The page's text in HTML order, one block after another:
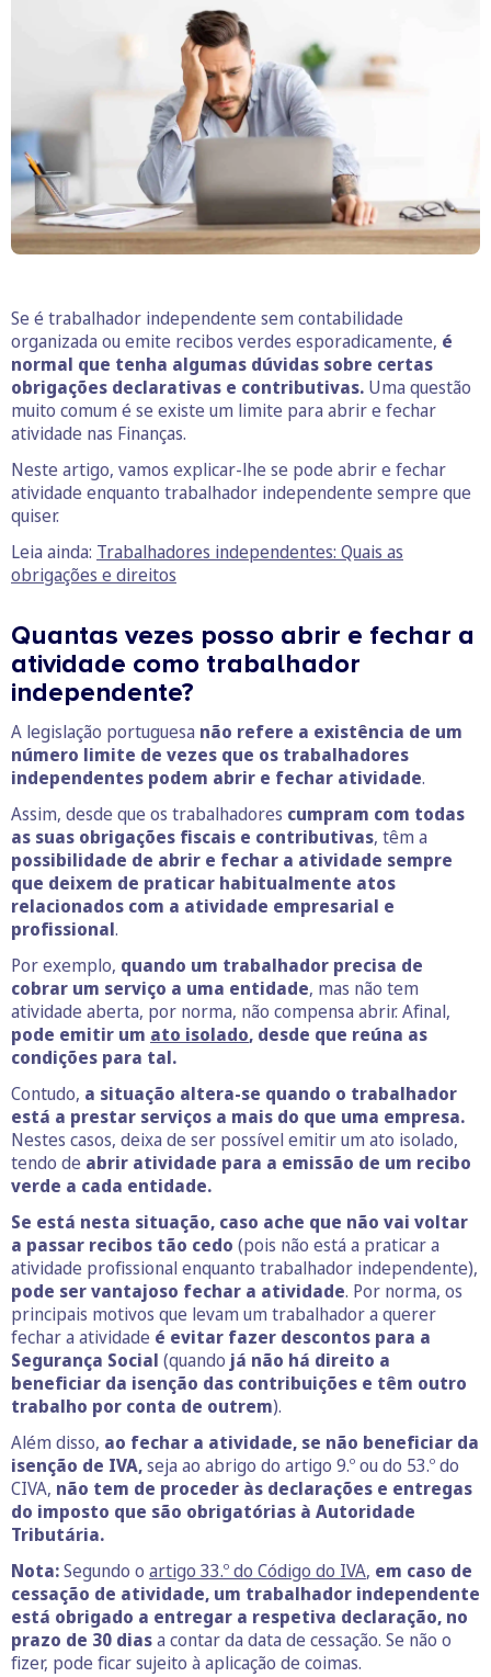
Se é trabalhador independente sem contabilidade
organizada ou emite recibos verdes esporadicamente, é
normal que tenha algumas dúvidas sobre certas
obrigações declarativas e contributivas. Uma questão
muito comum é se existe um limite para abrir e fechar
atividade nas Finanças.
Neste artigo, vamos explicar-lhe se pode abrir e fechar
atividade enquanto trabalhador independente sempre que
quiser.
Leia ainda: Trabalhadores independentes: Quais as
obrigações e direitos
Quantas vezes posso abrir e fechar a
atividade como trabalhador
independente?
A legislação portuguesa não refere a existência de um
número limite de vezes que os trabalhadores
independentes podem abrir e fechar atividade.
Assim, desde que os trabalhadores cumpram com todas
as suas obrigações fiscais e contributivas, têm a
possibilidade de abrir e fechar a atividade sempre
que deixem de praticar habitualmente atos
relacionados com a atividade empresarial e
profissional.
Por exemplo, quando um trabalhador precisa de
cobrar um serviço a uma entidade, mas não tem
atividade aberta, por norma, não compensa abrir. Afinal,
pode emitir um ato isolado, desde que reúna as
condições para tal.
Contudo, a situação altera-se quando o trabalhador
está a prestar serviços a mais do que uma empresa.
Nestes casos, deixa de ser possível emitir um ato isolado,
tendo de abrir atividade para a emissão de um recibo
verde a cada entidade.
Se está nesta situação, caso ache que não vai voltar
a passar recibos tão cedo (pois não está a praticar a
atividade profissional enquanto trabalhador independente),
pode ser vantajoso fechar a atividade. Por norma, os
principais motivos que levam um trabalhador a querer
fechar a atividade é evitar fazer descontos para a
Segurança Social (quando já não há direito a
beneficiar da isenção das contribuições e têm outro
trabalho por conta de outrem).
Além disso, ao fechar a atividade, se não beneficiar da
isenção de IVA,seja ao abrigo do artigo 9.º ou do 53.º do
CIVA, não tem de proceder às declarações e entregas
do imposto que são obrigatórias à Autoridade
Tributária.
Nota:Segundo o artigo 33.º do Código do IVA, em caso de
cessação de atividade, um trabalhador independente
está obrigado a entregar a respetiva declaração, no
prazo de 30 diasa contar da data de cessação. Se não o
fizer, pode ficar sujeito à aplicação de coimas.